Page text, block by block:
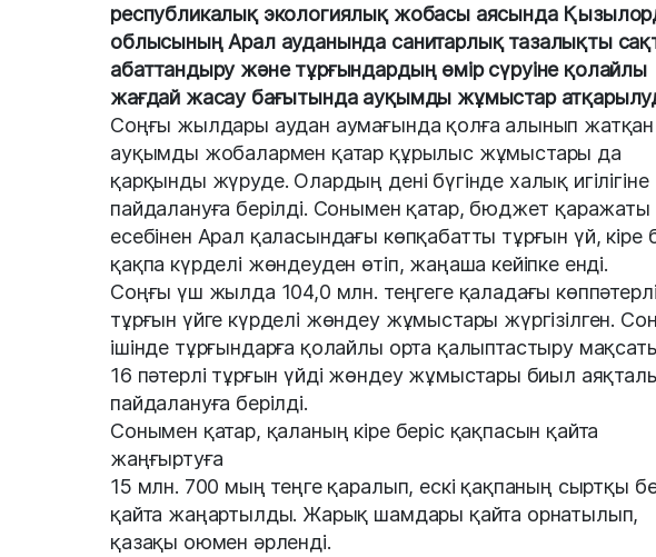
республикалық экологиялық жобасы аясында
облысының Арал ауданында санитарлық тазалықты
абаттандыру және тұрғындардың өмір сүруіне қолайлы
жағдай жасау бағытында ауқымды жұмыстар
Соңғы жылдары аудан аумағында қолға алынып жатқан
ауқымды жобалармен қатар құрылыс жұмыстары да
қарқынды жүруде. Олардың дені бүгінде халық игілігіне
пайдалануға берілді. Сонымен қатар, бюджет қаражаты
есебінен Арал қаласындағы көпқабатты тұрғын үй, кіре
қақпа күрделі жөндеуден өтіп, жаңаша кейіпке енді.
Соңғы үш жылда 104,0 млн. теңгеге қаладағы
тұрғын үйге күрделі жөндеу жұмыстары жүргізілген.
ішінде тұрғындарға қолайлы орта қалыптастыру
16 пәтерлі тұрғын үйді жөндеу жұмыстары биыл
пайдалануға берілді.
Сонымен қатар, қаланың кіре беріс қақпасын қайта
жаңғыртуға
15 млн. 700 мың теңге қаралып, ескі қақпаның сыртқы
қайта жаңартылды. Жарық шамдары қайта орнатылып,
қазақы оюмен әрленді.